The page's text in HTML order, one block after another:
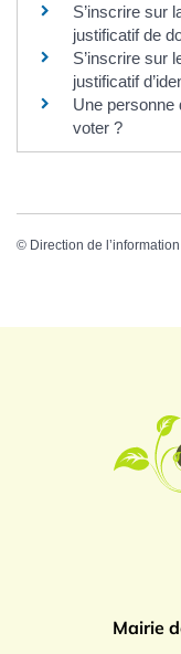
S’inscrire sur
justificatif de
S’inscrire sur
justificatif
Une personne
voter ?
© Direction de
Mairie